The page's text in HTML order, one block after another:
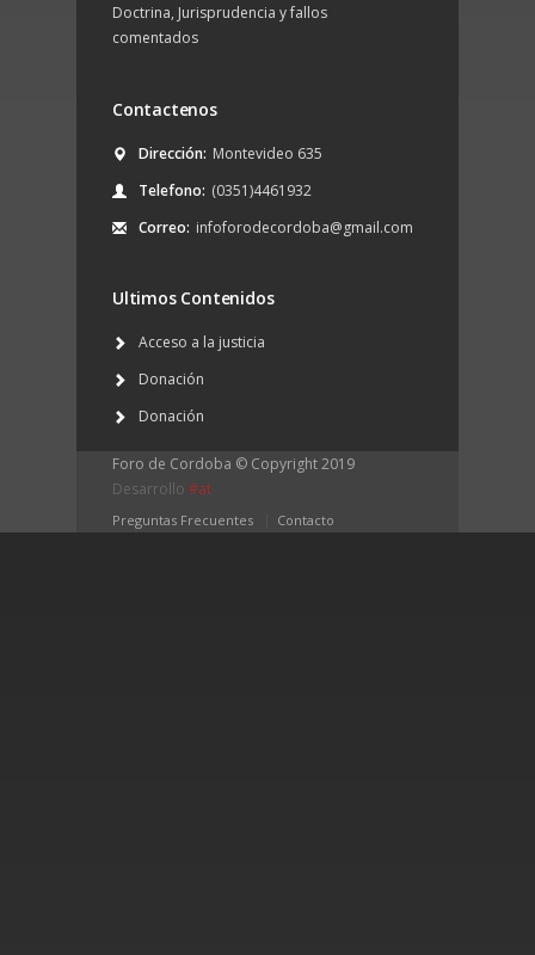
Doctrina, Jurisprudencia y fallos
comentados
Contactenos
Dirección: Montevideo 635
Telefono: (0351)4461932
Correo: infoforodecordoba@gmail.com
Ultimos Contenidos
Acceso a la justicia
Donación
Donación
Foro de Cordoba © Copyright 2019
Desarrollo #at
Preguntas Frecuentes Contacto